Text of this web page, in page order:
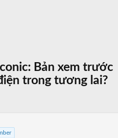
Bản xem trước
trong tương lai?